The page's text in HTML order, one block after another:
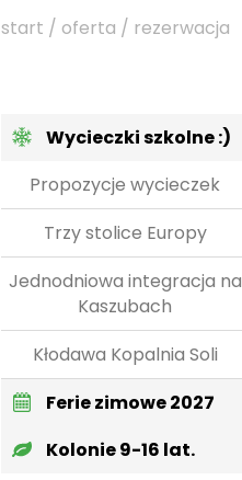
start / oferta / rezerwacja
Wycieczki szkolne :)
Propozycje wycieczek
Trzy stolice Europy
Jednodniowa integracja na
Kaszubach
Kłodawa Kopalnia Soli
Ferie zimowe 2027
Kolonie 9-16 lat.